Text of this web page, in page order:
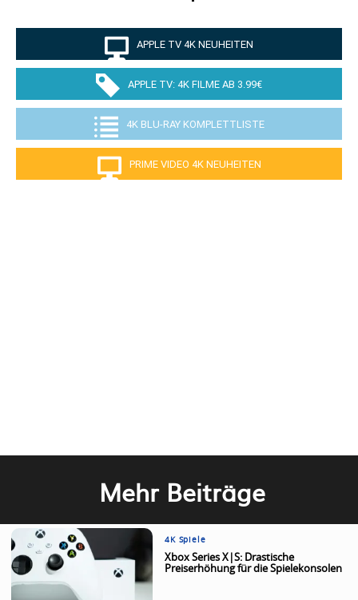
APPLE TV 4K NEUHEITEN
APPLE TV: 4K FILME AB 3.99€
4K BLU-RAY KOMPLETTLISTE
PRIME VIDEO 4K NEUHEITEN
Mehr Beiträge
4K Spiele
Xbox Series X|S: Drastische
Preiserhöhung für die Spielekonsolen